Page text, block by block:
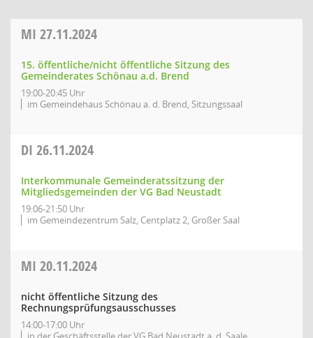
MI 27.11.2024
15. öffentliche/nicht öffentliche Sitzung des
Gemeinderates Schönau a.d. Brend
19:00-20:45 Uhr
im Gemeindehaus Schönau a. d. Brend, Sitzungssaal
DI 26.11.2024
Interkommunale Gemeinderatssitzung der
Mitgliedsgemeinden der VG Bad Neustadt
19:06-21:50 Uhr
im Gemeindezentrum Salz, Centplatz 2, Großer Saal
MI 20.11.2024
nicht öffentliche Sitzung des
Rechnungsprüfungsausschusses
14:00-17:00 Uhr